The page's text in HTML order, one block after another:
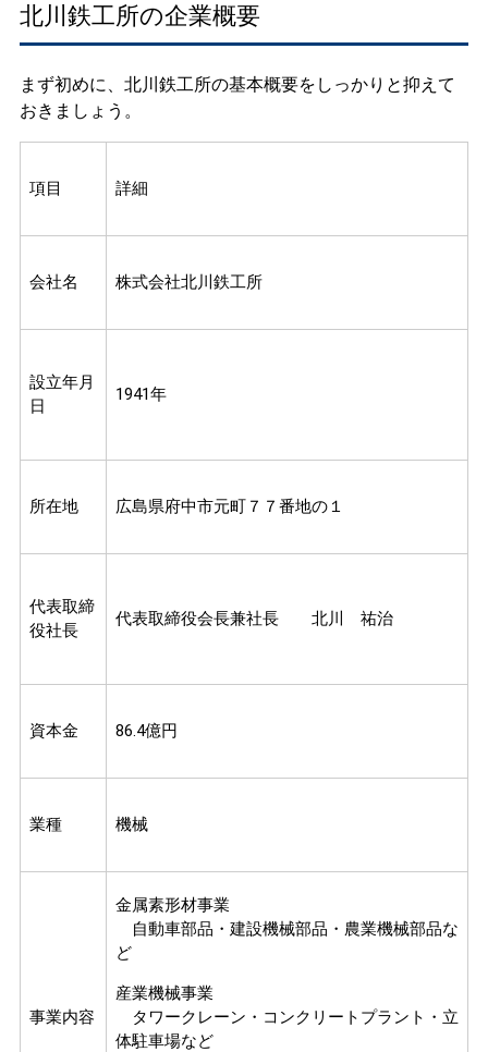
北川鉄工所の企業概要
まず初めに、北川鉄工所の基本概要をしっかりと抑えて
おきましょう。
項目 詳細
会社名 株式会社北川鉄工所
設立年月
日
1941年
所在地 広島県府中市元町７７番地の１
代表取締
役社長
代表取締役会長兼社長 北川 祐治
資本金 86.4億円
業種 機械
事業内容
金属素形材事業
自動車部品・建設機械部品・農業機械部品な
ど
産業機械事業
タワークレーン・コンクリートプラント・立
体駐車場など